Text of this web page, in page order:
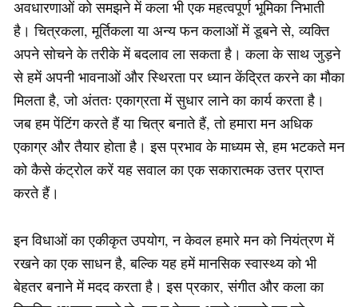
अवधारणाओं को समझने में कला भी एक महत्वपूर्ण भूमिका निभाती
है। चित्रकला, मूर्तिकला या अन्य फन कलाओं में डूबने से, व्यक्ति
अपने सोचने के तरीके में बदलाव ला सकता है। कला के साथ जुड़ने
से हमें अपनी भावनाओं और स्थिरता पर ध्यान केंद्रित करने का मौका
मिलता है, जो अंततः एकाग्रता में सुधार लाने का कार्य करता है।
जब हम पेंटिंग करते हैं या चित्र बनाते हैं, तो हमारा मन अधिक
एकाग्र और तैयार होता है। इस प्रभाव के माध्यम से, हम भटकते मन
को कैसे कंट्रोल करें यह सवाल का एक सकारात्मक उत्तर प्राप्त
करते हैं।
इन विधाओं का एकीकृत उपयोग, न केवल हमारे मन को नियंत्रण में
रखने का एक साधन है, बल्कि यह हमें मानसिक स्वास्थ्य को भी
बेहतर बनाने में मदद करता है। इस प्रकार, संगीत और कला का